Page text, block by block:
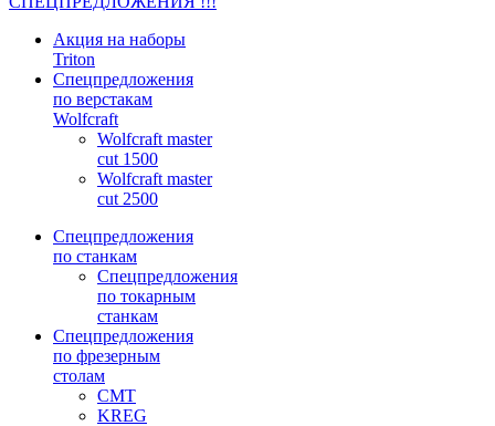
Акция на наборы
Triton
Спецпредложения
по верстакам
Wolfcraft
Wolfcraft master
cut 1500
Wolfcraft master
cut 2500
Спецпредложения
по станкам
Спецпредложения
по токарным
станкам
Спецпредложения
по фрезерным
столам
CMT
KREG